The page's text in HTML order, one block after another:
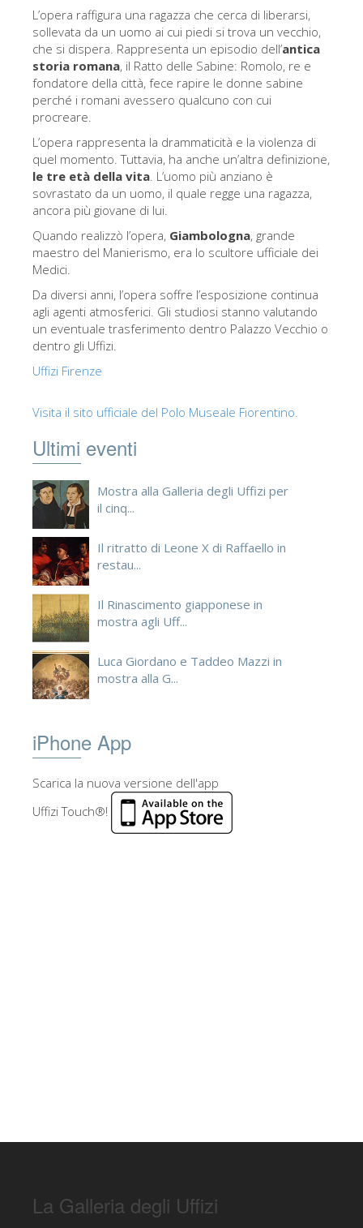
Palazzo Vecchio
Santa Maria Novella
Santa Croce
Prenota ora
Solo biglietti ad Ingresso rapido
L’opera raffigura una ragazza che cerca di liberarsi,
sollevata da un uomo ai cui piedi si trova un vecchio,
che si dispera. Rappresenta un episodio dell’antica
storia romana, il Ratto delle Sabine: Romolo, re e
fondatore della città, fece rapire le donne sabine
perché i romani avessero qualcuno con cui
procreare.
L’opera rappresenta la drammaticità e la violenza di
quel momento. Tuttavia, ha anche un’altra definizione,
le tre età della vita. L’uomo più anziano è
sovrastato da un uomo, il quale regge una ragazza,
ancora più giovane di lui.
Quando realizzò l’opera, Giambologna, grande
maestro del Manierismo, era lo scultore ufficiale dei
Medici.
Da diversi anni, l’opera soffre l’esposizione continua
agli agenti atmosferici. Gli studiosi stanno valutando
un eventuale trasferimento dentro Palazzo Vecchio o
dentro gli Uffizi.
Uffizi Firenze
Visita il sito ufficiale del Polo Museale Fiorentino.
Ultimi eventi
Mostra alla Galleria degli Uffizi per
il cinq...
Il ritratto di Leone X di Raffaello in
restau...
Il Rinascimento giapponese in
mostra agli Uff...
Luca Giordano e Taddeo Mazzi in
mostra alla G...
iPhone App
Scarica la nuova versione dell'app
Uffizi Touch®!
La Galleria degli Uffizi